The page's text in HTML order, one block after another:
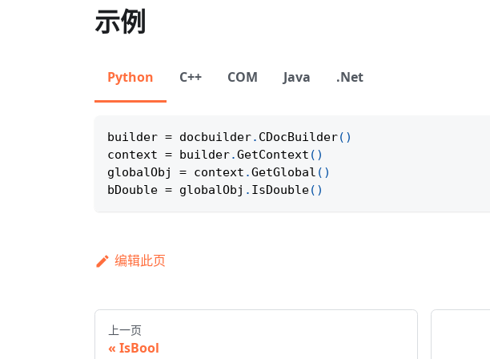
示例
Python C++ COM Java .Net
builder = docbuilder. CDocBuilder( )
context = builder.GetContext ( )
globalObj = context .GetGlobal ( )
bDouble = globalObj . IsDouble( )
编辑此页
上一页
IsBool